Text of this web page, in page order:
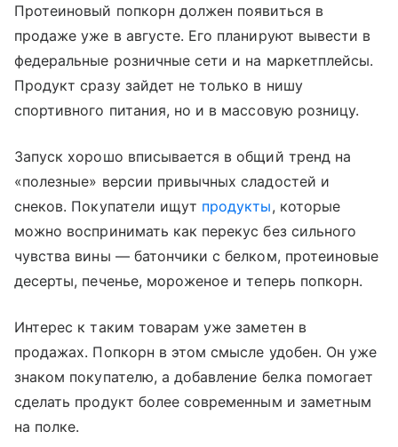
Протеиновый попкорн должен появиться в
продаже уже в августе. Его планируют вывести в
федеральные розничные сети и на маркетплейсы.
Продукт сразу зайдет не только в нишу
спортивного питания, но и в массовую розницу.
Запуск хорошо вписывается в общий тренд на
«полезные» версии привычных сладостей и
снеков. Покупатели ищут продукты, которые
можно воспринимать как перекус без сильного
чувства вины — батончики с белком, протеиновые
десерты, печенье, мороженое и теперь попкорн.
Интерес к таким товарам уже заметен в
продажах. Попкорн в этом смысле удобен. Он уже
знаком покупателю, а добавление белка помогает
сделать продукт более современным и заметным
на полке.